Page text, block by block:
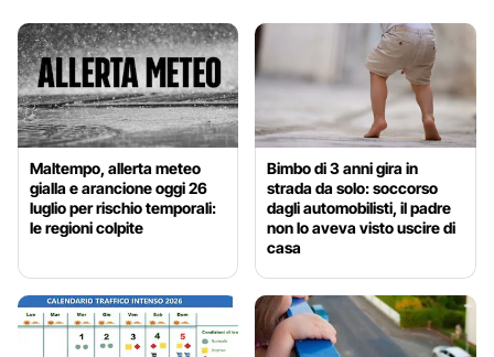
Maltempo, allerta meteo
gialla e arancione oggi 26
luglio per rischio temporali:
le regioni colpite
Bimbo di 3 anni gira in
strada da solo: soccorso
dagli automobilisti, il padre
non lo aveva visto uscire di
casa